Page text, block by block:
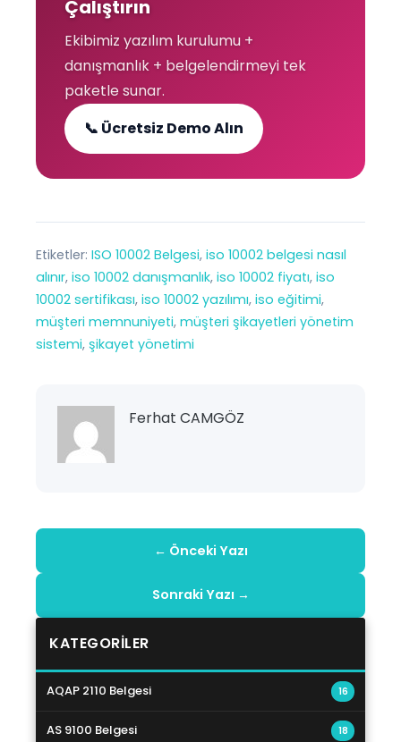
Çalıştırın
Ekibimiz yazılım kurulumu +
danışmanlık + belgelendirmeyi tek
paketle sunar.
📞 Ücretsiz Demo Alın
Etiketler: ISO 10002 Belgesi, iso 10002 belgesi nasıl
alınır, iso 10002 danışmanlık, iso 10002 fiyatı, iso
10002 sertifikası, iso 10002 yazılımı, iso eğitimi
müşteri memnuniyeti, müşteri şikayetleri yönetim
sistemi, şikayet yönetimi
Ferhat CAMGÖZ
← Önceki Yazı
Sonraki Yazı →
KATEGORILER
AQAP 2110 Belgesi 16
AS 9100 Belgesi 18